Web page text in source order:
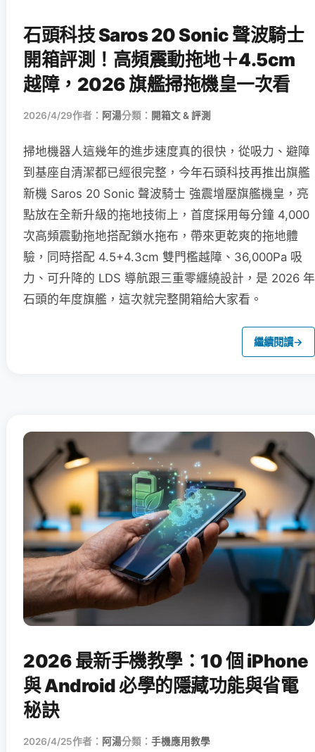
石頭科技 Saros 20 Sonic 聲波騎士
開箱評測！高頻震動拖地＋4.5cm
越障，2026 旗艦掃拖機皇一次看
2026/4/29作者： 阿湯分類： 開箱文 & 評測
掃地機器人這幾年的進步速度真的很快，從吸力、避障
到基座自清潔都已經很完整，今年石頭科技再推出旗艦
新機 Saros 20 Sonic 聲波騎士 強震增壓旗艦機皇，亮
點放在全新升級的拖地技術上，首度採用每分鐘 4,000
次高頻震動拖地搭配鎖水拖布，帶來更乾爽的拖地體
驗，同時搭配 4.5+4.3cm 雙門檻越障、36,000Pa 吸
力、可升降的 LDS 導航跟三重零纏繞設計，是 2026 年
石頭的年度旗艦，這次就完整開箱給大家看。
繼續閱讀→
2026 最新手機教學：10 個 iPhone
與 Android 必學的隱藏功能與省電
秘訣
2026/4/25作者： 阿湯分類： 手機應用教學